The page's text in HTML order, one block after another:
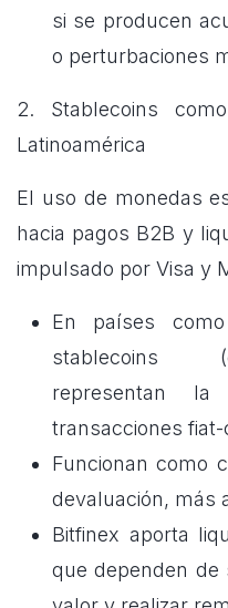
si se producen
o perturbaciones
2. Stablecoins
Latinoamérica
El uso de monedas
hacia pagos B2B y
impulsado por Visa y
En países
stablecoins
representan
transacciones fiat-
Funcionan como
devaluación, más
Bitfinex aporta
que dependen de